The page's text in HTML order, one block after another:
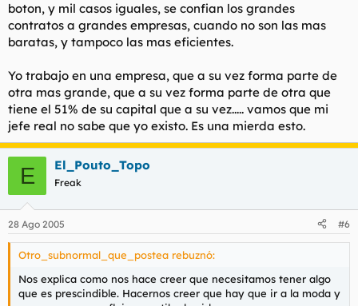
boton, y mil casos iguales, se confian los grandes
contratos a grandes empresas, cuando no son las mas
baratas, y tampoco las mas eficientes.
Yo trabajo en una empresa, que a su vez forma parte de
otra mas grande, que a su vez forma parte de otra que
tiene el 51% de su capital que a su vez..... vamos que mi
jefe real no sabe que yo existo. Es una mierda esto.
E El_Pouto_Topo
Freak
28 Ago 2005 #6
Otro_subnormal_que_postea rebuznó:
Nos explica como nos hace creer que necesitamos tener algo
que es prescindible. Hacernos creer que hay que ir a la moda y